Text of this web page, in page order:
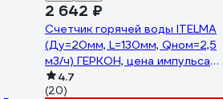
2 642 ₽
Счетчик горячей воды ITELMA
(Ду=20мм, L=130мм, Qном=2,5
м3/ч) ГЕРКОН, цена импульса
10л, IP54) без КМЧ
WFW24.E130-0-R-L-10-IP54
4.7
(20)